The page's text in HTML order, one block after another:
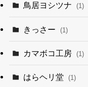
鳥居ヨシツナ (1)
きっさー (1)
カマボコ工房 (1)
はらヘリ堂 (1)